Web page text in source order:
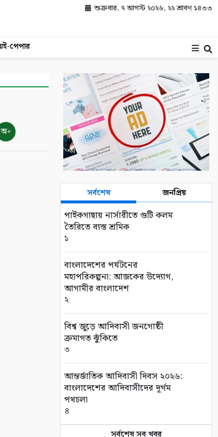
শুক্রবার, ৭ আগস্ট ২০২৬, ২২ শ্রাবণ ১৪৩৩
ই-পেপার
অ+
সর্বশেষ জনপ্রিয়
পাইকগাছায় নার্সারীতে গুটি কলম
তৈরিতে ব্যস্ত শ্রমিক
১
বাংলাদেশের পর্যটনের
মহাপরিকল্পনা: আজকের উদ্যোগ,
আগামীর বাংলাদেশ
২
বিশ্ব জুড়ে আদিবাসী জনগোষ্ঠী
ক্রমাগত ঝুঁকিতে
৩
আন্তর্জাতিক আদিবাসী দিবস ২০২৬:
বাংলাদেশের আদিবাসীদের দূর্গম
পথচলা
৪
সর্বশেষ সব খবর